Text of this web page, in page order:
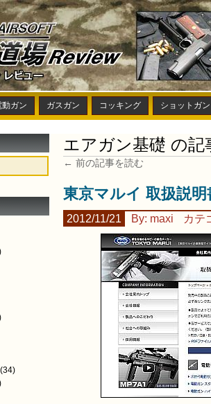
動ガン ガスガン コッキング ショットガン
エアガン基礎 の記
← 前の記事を読む
東京マルイ 取扱説
2012/11/21 By: maxi カテ
(34)